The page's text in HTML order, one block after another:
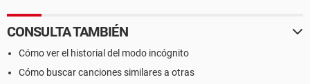
CONSULTA TAMBIÉN
Cómo ver el historial del modo incógnito
Cómo buscar canciones similares a otras